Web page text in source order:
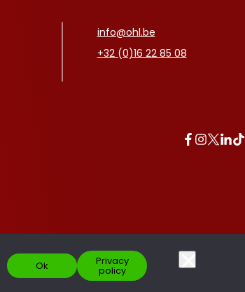
info@ohl.be
+32 (0)16 22 85 08
Made with pride by
Ok Privacy
policy